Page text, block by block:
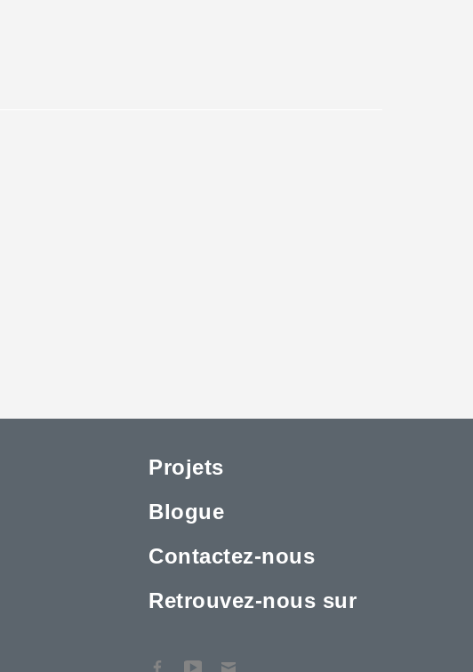
Projets
Blogue
Contactez-nous
Retrouvez-nous sur